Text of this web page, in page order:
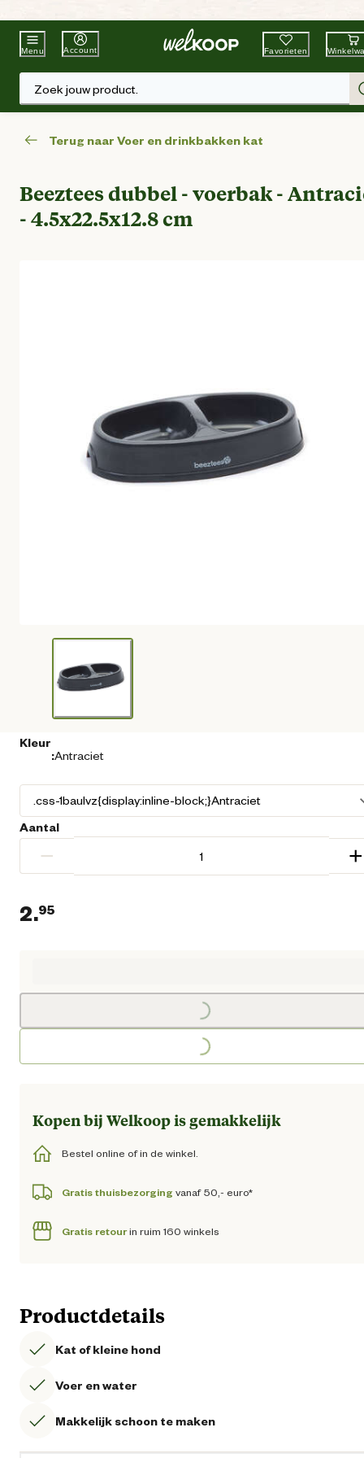
Beste WinkelketenTuin & Dier
Menu Account Favorieten
Zoek jouw product.
Terug naar Voer en drinkbakken kat
Beeztees dubbel - voerbak -
- 4.5x22.5x12.8 cm
Kleur
:Antraciet
Aantal
− +
2.95
Loading...
Loading...
Kopen bij Welkoop is gemakkelijk
Bestel online of in de winkel.
Gratis thuisbezorging vanaf 50,- euro*
Gratis retourin ruim 160 winkels
Productdetails
Kat of kleine hond
Voer en water
Makkelijk schoon te maken